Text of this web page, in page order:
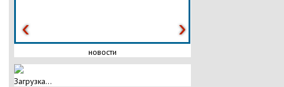
новости
Загрузка...